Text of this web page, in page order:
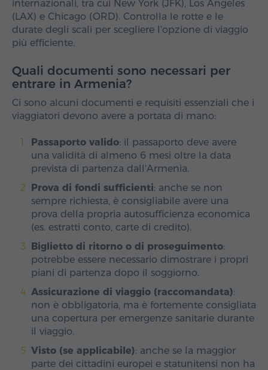
internazionali, tra cui New York (JFK), Los Angeles
(LAX) e Chicago (ORD). Controlla le rotte e le
durate degli scali per scegliere l'opzione di viaggio
più efficiente.
Quali documenti sono necessari per
entrare in Armenia?
Ci sono alcuni documenti e requisiti essenziali che i
viaggiatori devono avere a portata di mano:
Passaporto valido: il passaporto deve avere
una validità di almeno 6 mesi oltre la data
prevista di partenza dall'Armenia.
Prova di fondi sufficienti: anche se non
sempre richiesta, è consigliabile avere una
prova della propria autosufficienza economica
(es. estratti conto, carte di credito).
Biglietto di ritorno o di proseguimento:
potrebbe essere necessario dimostrare i propri
piani di partenza dopo il soggiorno.
Assicurazione di viaggio (raccomandata):
non è obbligatoria, ma è fortemente consigliata
una copertura per emergenze sanitarie durante
il viaggio.
Visto (se applicabile): anche se la maggior
parte dei cittadini europei e statunitensi non ha